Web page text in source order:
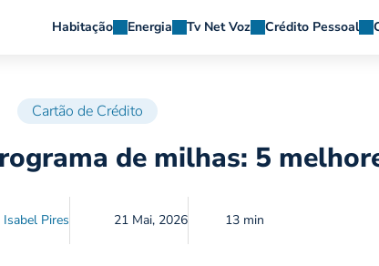
Habitação Energia Tv Net Voz Crédito Pessoal
Cartão de Crédito
de milhas: 5
Isabel Pires 21 Mai, 2026 13 min